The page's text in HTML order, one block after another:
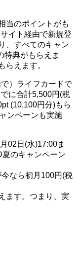
当のポイントがも
イト経由で新規登
、すべてのキャン
特典がもらえま
もらえます。
）ライフカードで
に合計5,500円(税
(10,100円分)もら
ンペーンも実施
02日(水)17:00ま
のキャンペーン
なら初月100円(税
ます。つまり、実